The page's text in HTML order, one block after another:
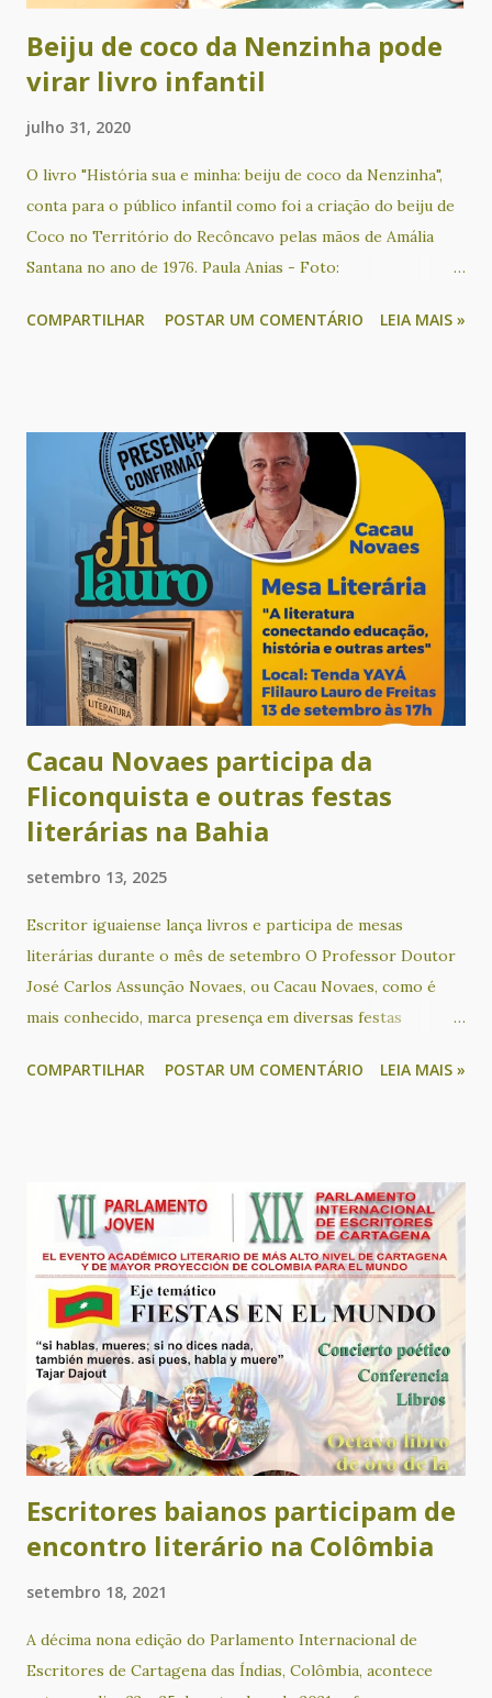
gratui...
Beiju de coco da Nenzinha pode
virar livro infantil
julho 31, 2020
O livro "História sua e minha: beiju de coco da Nenzinha",
conta para o público infantil como foi a criação do beiju de
Coco no Território do Recôncavo pelas mãos de Amália
Santana no ano de 1976. Paula Anias - Foto:
tradição da culinária do recôncavo baiano e conhecer sua
município de Sapeaçu. Ela realizou um processo de
empreendedorismo econômico no Recôncavo baiano
beneficiando centenas de famílias com esse oficio. Quem é a
autora deste livro? Paula Anália Anias é historiadora,
pesquisadora do tema e escreveu o texto que vai compor o
livro. Em entrevista ao site G1 ela disse como chegou até
Dona Nenzinha: “Fizemos um álbum iconográfico, no qual o
aluno devia encontrar um patrimônio histórico ainda não
tombado em seu município. Aí descobrimos essa mulher...
COMPARTILHAR POSTAR UM COMENTÁRIO LEIA MAIS »
Cacau Novaes participa da
Fliconquista e outras festas
literárias na Bahia
setembro 13, 2025
Escritor iguaiense lança livros e participa de mesas
literárias durante o mês de setembro O Professor Doutor
José Carlos Assunção Novaes, ou Cacau Novaes, como é
mais conhecido, marca presença em diversas festas
escritor é um dos convidados para participar em uma mesa
ele também apresenta o seu livro “Português afro-
brasileiro: o preenchimento do sujeito pronominal na
comunidade quilombola de Lagoinha”. Este livro de José
Carlos Assunção Novaes, decorrente de sua tese de
doutoramento, apresenta um importante panorama sobre a
questão do português afro-brasileiro, a partir do estudo
da comunidade quilombola da Lagoinha, localizada no
município de Nova Canaã, no sudoeste da Bahia. A partir de
sua leitura, qualquer pessoa interessada poderá obter
informações relevan...
COMPARTILHAR POSTAR UM COMENTÁRIO LEIA MAIS »
Escritores baianos participam de
encontro literário na Colômbia
setembro 18, 2021
A décima nona edição do Parlamento Internacional de
Escritores de Cartagena das Índias, Colômbia, acontece